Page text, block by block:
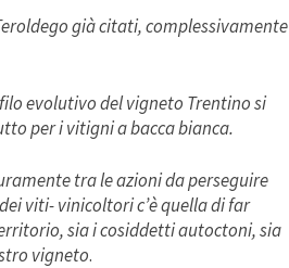
già citati, complessivamente
evolutivo del vigneto Trentino si
per i vitigni a bacca bianca.
tra le azioni da perseguire
viti- vinicoltori c’è quella di far
sia i cosiddetti autoctoni, sia
vigneto.